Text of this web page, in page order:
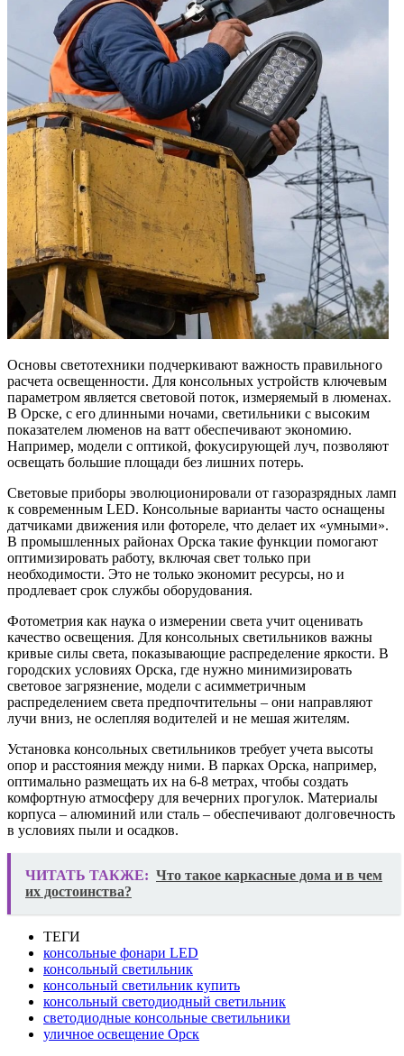
Основы светотехники подчеркивают важность правильного
расчета освещенности. Для консольных устройств ключевым
параметром является световой поток, измеряемый в люменах.
В Орске, с его длинными ночами, светильники с высоким
показателем люменов на ватт обеспечивают экономию.
Например, модели с оптикой, фокусирующей луч, позволяют
освещать большие площади без лишних потерь.
Световые приборы эволюционировали от газоразрядных ламп
к современным LED. Консольные варианты часто оснащены
датчиками движения или фотореле, что делает их «умными».
В промышленных районах Орска такие функции помогают
оптимизировать работу, включая свет только при
необходимости. Это не только экономит ресурсы, но и
продлевает срок службы оборудования.
Фотометрия как наука о измерении света учит оценивать
качество освещения. Для консольных светильников важны
кривые силы света, показывающие распределение яркости. В
городских условиях Орска, где нужно минимизировать
световое загрязнение, модели с асимметричным
распределением света предпочтительны – они направляют
лучи вниз, не ослепляя водителей и не мешая жителям.
Установка консольных светильников требует учета высоты
опор и расстояния между ними. В парках Орска, например,
оптимально размещать их на 6-8 метрах, чтобы создать
комфортную атмосферу для вечерних прогулок. Материалы
корпуса – алюминий или сталь – обеспечивают долговечность
в условиях пыли и осадков.
ЧИТАТЬ ТАКЖЕ: Что такое каркасные дома и в чем
их достоинства?
ТЕГИ
консольные фонари LED
консольный светильник
консольный светильник купить
консольный светодиодный светильник
светодиодные консольные светильники
уличное освещение Орск